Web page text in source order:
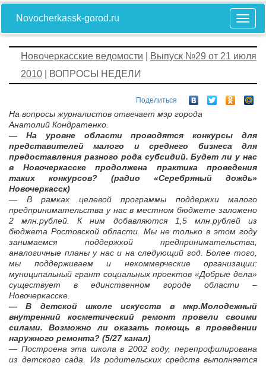
Novocherkassk-gorod.ru
Новочеркасские ведомости
Выпуск №29 от 21 июля
2010 | ВОПРОСЫ НЕДЕЛИ
Поделиться
На вопросы журналистов отвечает мэр города
Анатолий Кондратенко.
— На уровне области проводятся конкурсы для
представителей малого и среднего бизнеса для
предоставления разного рода субсидий. Будет ли у нас
в Новочеркасске продолжена практика проведения
таких конкурсов? (радио «Серебряный дождь»
Новочеркасск)
— В рамках целевой программы поддержки малого
предпринимательства у нас в местном бюджете заложено
2 млн.рублей. К ним добавляются 1,5 млн.рублей из
бюджета Ростовской области. Мы не только в этом году
занимаемся поддержкой предпринимательства,
аналогичные планы у нас и на следующий год. Более того,
мы поддерживаем и некоммерческие организации:
муниципальный грант социальных проектов «Добрые дела»
существует в единственном городе области –
Новочеркасске.
— В детской школе искусств в мкр.Молодежный
внутренний косметический ремонт провели своими
силами. Возможно ли оказать помощь в проведении
наружного ремонта? (5/27 канал)
— Построена эта школа в 2002 году, перепрофилирована
из детского сада. Из родительских средств выполняется